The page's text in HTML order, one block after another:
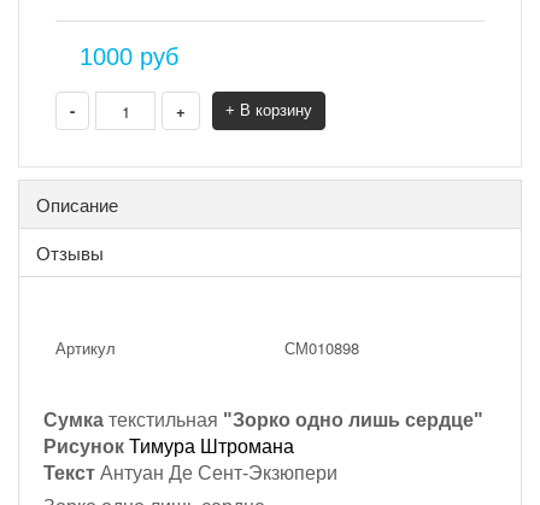
1000 руб
- + + В корзину
Описание
Отзывы
Артикул СМ010898
Сумка текстильная "Зорко одно лишь сердце"
Рисунок Тимура Штромана
Текст Антуан Де Сент-Экзюпери